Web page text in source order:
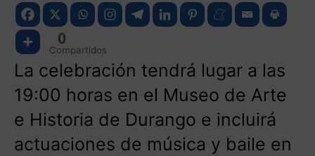
0
Compartidos
La celebración tendrá lugar a las
19:00 horas en el Museo de Arte
e Historia de Durango e incluirá
actuaciones de música y baile en